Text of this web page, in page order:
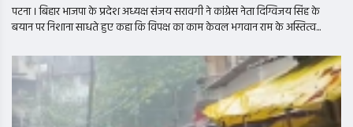
पटना । बिहार भाजपा के प्रदेश अध्यक्ष संजय सरावगी ने कांग्रेस नेता दिग्विजय सिंह के
बयान पर निशाना साधते हुए कहा कि विपक्ष का काम केवल भगवान राम के अस्तित्व...